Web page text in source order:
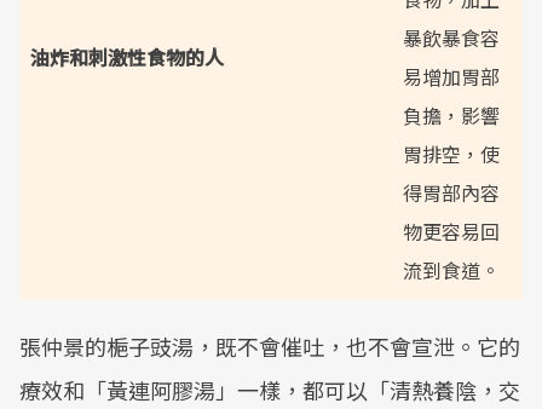
油炸和刺激性食物的人
暴飲暴食容
易增加胃部
負擔，影響
胃排空，使
得胃部內容
物更容易回
流到食道。
張仲景的梔子豉湯，既不會催吐，也不會宣泄。它的
療效和「黃連阿膠湯」一樣，都可以「清熱養陰，交